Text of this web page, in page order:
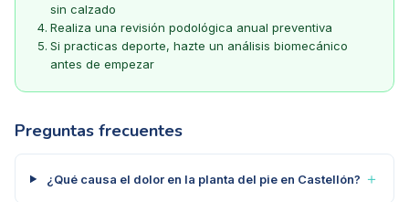
sin calzado
Realiza una revisión podológica anual preventiva
Si practicas deporte, hazte un análisis biomecánico
antes de empezar
Preguntas frecuentes
¿Qué causa el dolor en la planta del pie en Castellón? ＋